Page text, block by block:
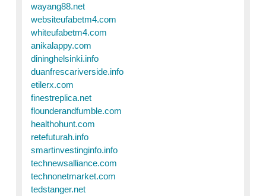
wayang88.net
websiteufabetm4.com
whiteufabetm4.com
anikalappy.com
dininghelsinki.info
duanfrescariverside.info
etilerx.com
finestreplica.net
flounderandfumble.com
healthohunt.com
retefuturah.info
smartinvestinginfo.info
technewsalliance.com
technonetmarket.com
tedstanger.net